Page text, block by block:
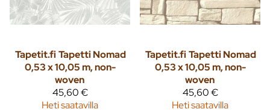
Tapetit.fiTapetti Nomad
0,53 x 10,05 m, non-
woven
45,60 €
Heti saatavilla
Tapetit.fiTapetti Nomad
0,53 x 10,05 m, non-
woven
45,60 €
Heti saatavilla